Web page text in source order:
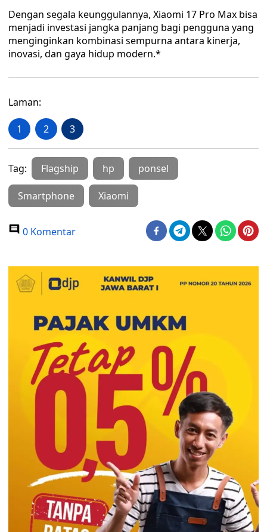
Dengan segala keunggulannya, Xiaomi 17 Pro Max bisa
menjadi investasi jangka panjang bagi pengguna yang
menginginkan kombinasi sempurna antara kinerja,
inovasi, dan gaya hidup modern.*
Laman:
1 2 3
Tag: Flagship hp ponsel
Smartphone Xiaomi
0 Komentar